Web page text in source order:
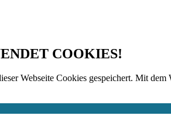
COOKIES!
Webseite Cookies gespeichert. Mit